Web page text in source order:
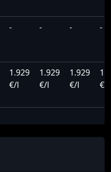
- - - -
1.929
€/l
1.929
€/l
1.929
€/l
€/l